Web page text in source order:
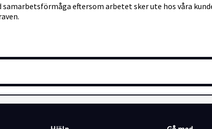
eftersom arbetet sker ute hos våra
av kvalificerad kollektivpersonal och tjänstemän.